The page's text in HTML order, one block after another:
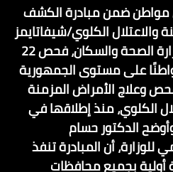
22.6 مليون مواطن ضمن مبادرة الكشف
والاعتلال الكلوي/شيفاتايمز
نوال محمد إدفو أعلنت وزارة الصحة والسكان، فحص 22
و599 ألفًا و788 مواطنًا على مستوى الجمهورية
وعلاج الأمراض المزمنة
الكلوي، منذ إطلاقها في
الآن.وأوضح الدكتور حسام
للوزارة، أن المبادرة تنفذ
رعاية أولية بجميع محافظات